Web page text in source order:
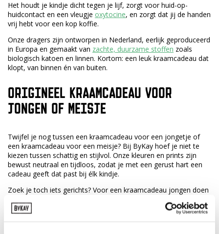
Het houdt je kindje dicht tegen je lijf, zorgt voor huid-op-
huidcontact en een vleugje oxytocine, en zorgt dat jij de handen
vrij hebt voor een kop koffie.
Onze dragers zijn ontworpen in Nederland, eerlijk geproduceerd
in Europa en gemaakt van zachte, duurzame stoffen zoals
biologisch katoen en linnen. Kortom: een leuk kraamcadeau dat
klopt, van binnen én van buiten.
ORIGINEEL KRAAMCADEAU VOOR
JONGEN OF MEISJE
Twijfel je nog tussen een kraamcadeau voor een jongetje of
een kraamcadeau voor een meisje? Bij ByKay hoef je niet te
kiezen tussen schattig en stijlvol. Onze kleuren en prints zijn
bewust neutraal en tijdloos, zodat je met een gerust hart een
cadeau geeft dat past bij élk kindje.
Zoek je toch iets gerichts? Voor een kraamcadeau jongen doen
altijd goed, terwijl een kraamcadeau voor een meisje al snel de
kant op gaat van Leopard Sand, Blossom of een zachte